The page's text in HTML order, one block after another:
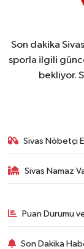
Son dakika
sporla ilgili
bekliyor.
Sivas Nöbetçi
Sivas Namaz
Puan Durumu
Son Dakika